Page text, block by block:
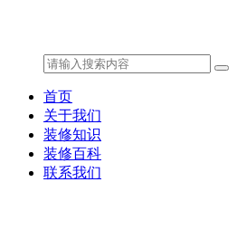
首页
关于我们
装修知识
装修百科
联系我们